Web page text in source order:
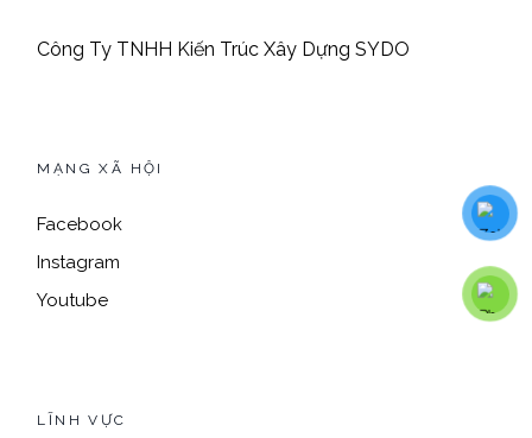
Công Ty TNHH Kiến Trúc Xây Dựng SYDO
MẠNG XÃ HỘI
Facebook
Instagram
Youtube
LĨNH VỰC